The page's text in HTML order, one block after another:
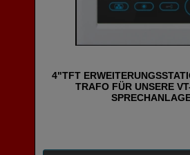
4"TFT
TRAFO FÜR UNSERE